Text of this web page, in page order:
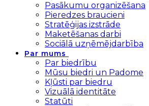
Pasākumu organizēšana
Pieredzes braucieni
Stratēģijas izstrāde
Maketēšanas darbi
Sociālā uzņēmējdarbība
Par mums
Par biedrību
Mūsu biedri un Padome
Kļūsti par biedru
Vizuālā identitāte
Statūti